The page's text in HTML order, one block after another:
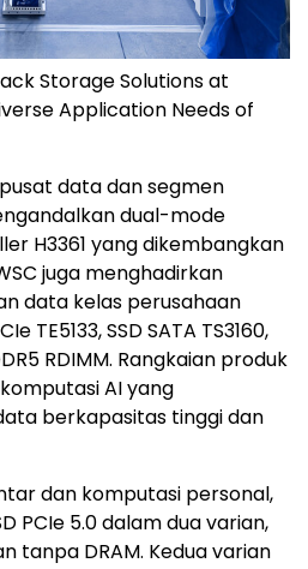
Storage Solutions at
Application Needs of
data dan segmen
dual-mode
H3361 yang dikembangkan
juga menghadirkan
data kelas perusahaan
TE5133, SSD SATA TS3160,
RDIMM. Rangkaian produk
AI yang
berkapasitas tinggi dan
dan komputasi personal,
PCIe 5.0 dalam dua varian,
tanpa DRAM. Kedua varian